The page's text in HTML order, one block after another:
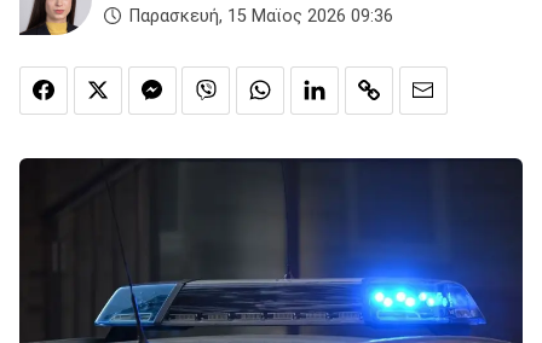
Παρασκευή, 15 Μαϊος 2026 09:36